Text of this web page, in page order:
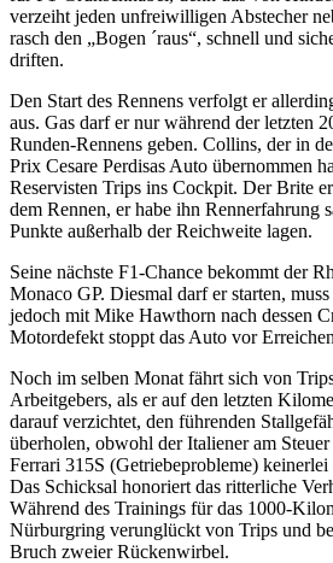
verzeiht jeden unfreiwilligen Abstecher
rasch den „Bogen ´raus“, schnell und
driften.
Den Start des Rennens verfolgt er
aus. Gas darf er nur während der letzten
Runden-Rennens geben. Collins, der in
Prix Cesare Perdisas Auto übernommen
Reservisten Trips ins Cockpit. Der Brite
dem Rennen, er habe ihn Rennerfahrung
Punkte außerhalb der Reichweite lagen.
Seine nächste F1-Chance bekommt der
Monaco GP. Diesmal darf er starten,
jedoch mit Mike Hawthorn nach dessen
Motordefekt stoppt das Auto vor
Noch im selben Monat fährt sich von
Arbeitgebers, als er auf den letzten
darauf verzichtet, den führenden
überholen, obwohl der Italiener am
Ferrari 315S (Getriebeprobleme)
Das Schicksal honoriert das ritterliche
Während des Trainings für das 1000-
Nürburgring verunglückt von Trips und
Bruch zweier Rückenwirbel.